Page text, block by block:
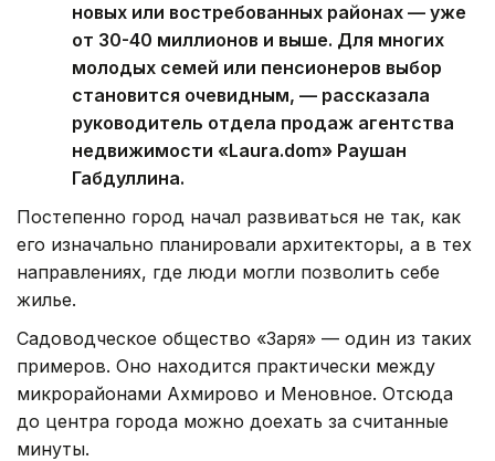
новых или востребованных районах — уже
от 30-40 миллионов и выше. Для многих
молодых семей или пенсионеров выбор
становится очевидным, — рассказала
руководитель отдела продаж агентства
недвижимости «Laura.dom» Раушан
Габдуллина.
Постепенно город начал развиваться не так, как
его изначально планировали архитекторы, а в тех
направлениях, где люди могли позволить себе
жилье.
Садоводческое общество «Заря» — один из таких
примеров. Оно находится практически между
микрорайонами Ахмирово и Меновное. Отсюда
до центра города можно доехать за считанные
минуты.